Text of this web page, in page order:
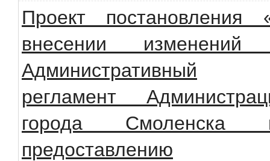
Проект постановления
внесении
Административный
регламент
города Смоленска
предоставлению